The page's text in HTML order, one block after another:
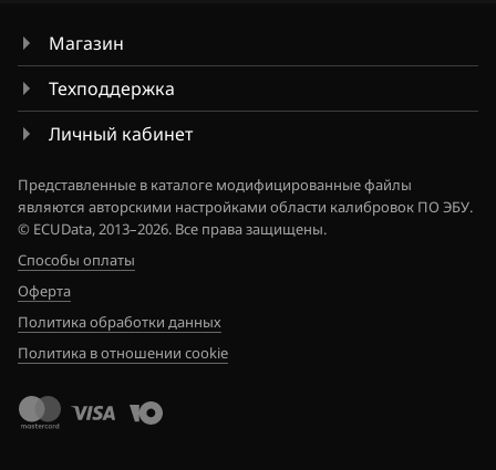
Honda
Hongqi
Howo
Hummer
Hyundai
Infiniti
Iran Khodro
Isuzu
Iveco
Versa Note
Wingroad
X-Trail 2.0
X-Trail 2.5
Xterra
Z370
Магазин
Техподдержка
Личный кабинет
Представленные в каталоге модифицированные файлы
являются авторскими настройками области калибровок ПО ЭБУ.
© ECUData, 2013–2026. Все права защищены.
Способы оплаты
Оферта
Политика обработки данных
Политика в отношении cookie